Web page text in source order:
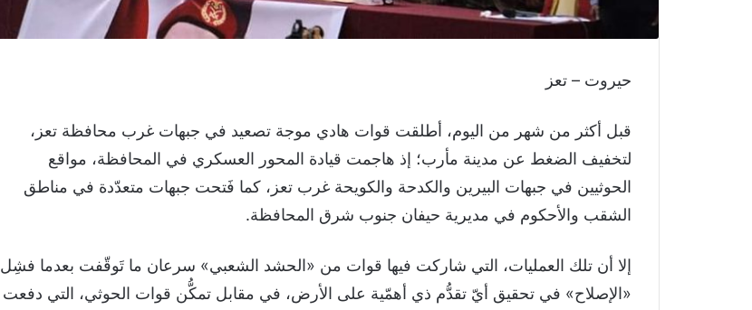
حيروت – تعز
قبل أكثر من شهر من اليوم، أطلقت قوات هادي موجة تصعيد في جبهات غرب محافظة تعز،
لتخفيف الضغط عن مدينة مأرب؛ إذ هاجمت قيادة المحور العسكري في المحافظة، مواقع
الحوثيين في جبهات البيرين والكدحة والكويحة غرب تعز، كما فَتحت جبهات متعدّدة في مناطق
الشقب والأحكوم في مديرية حيفان جنوب شرق المحافظة.
إلا أن تلك العمليات، التي شاركت فيها قوات من «الحشد الشعبي» سرعان ما تَوقّفت بعدما فشِل
«الإصلاح» في تحقيق أيّ تقدُّم ذي أهمّية على الأرض، في مقابل تمكُّن قوات الحوثي، التي دفعت